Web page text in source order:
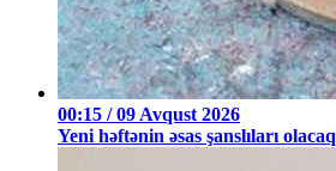
00:15 / 09 Avqust 2026
Yeni həftənin əsas şanslıları olacaq